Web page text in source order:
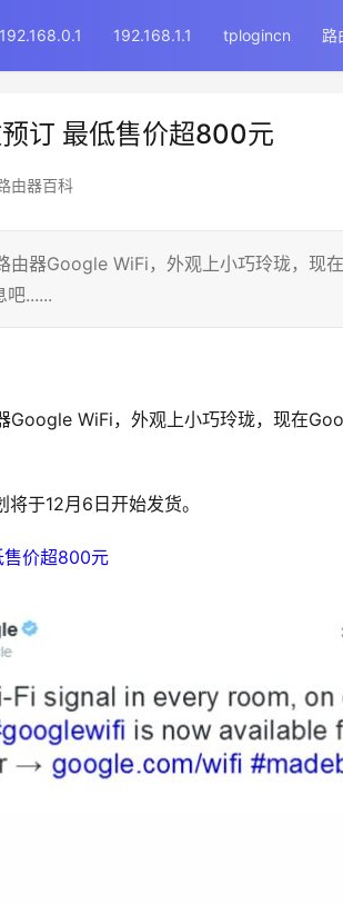
192.168.0.1 192.168.1.1 tplogincn 路
订 最低售价超800元
由器百科
由器Google WiFi，外观上小巧玲珑，现
......
Google WiFi，外观上小巧玲珑，现在
于12月6日开始发货。